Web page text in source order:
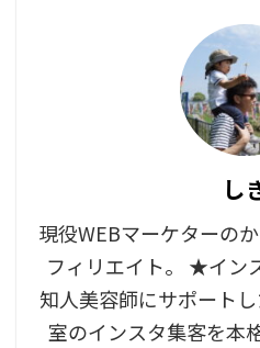
し
現役WEBマーケターの
フィリエイト。 ★イン
知人美容師にサポート
室のインスタ集客を